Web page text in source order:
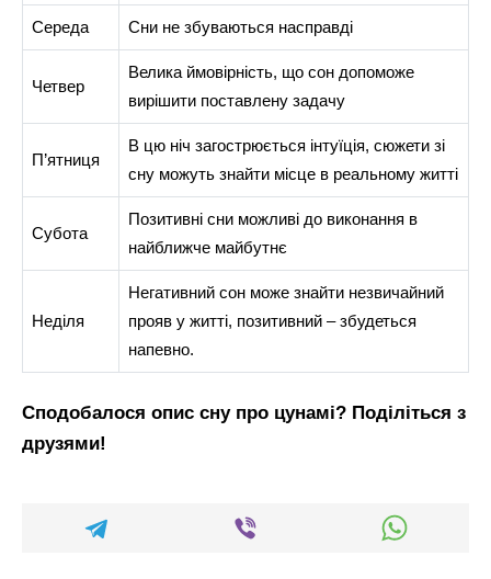
Середа Сни не збуваються насправді
Четвер
Велика ймовірність, що сон допоможе
вирішити поставлену задачу
П’ятниця
В цю ніч загострюється інтуїція, сюжети зі
сну можуть знайти місце в реальному житті
Субота
Позитивні сни можливі до виконання в
найближче майбутнє
Неділя
Негативний сон може знайти незвичайний
прояв у житті, позитивний – збудеться
напевно.
Сподобалося опис сну про цунамі? Поділіться з
друзями!